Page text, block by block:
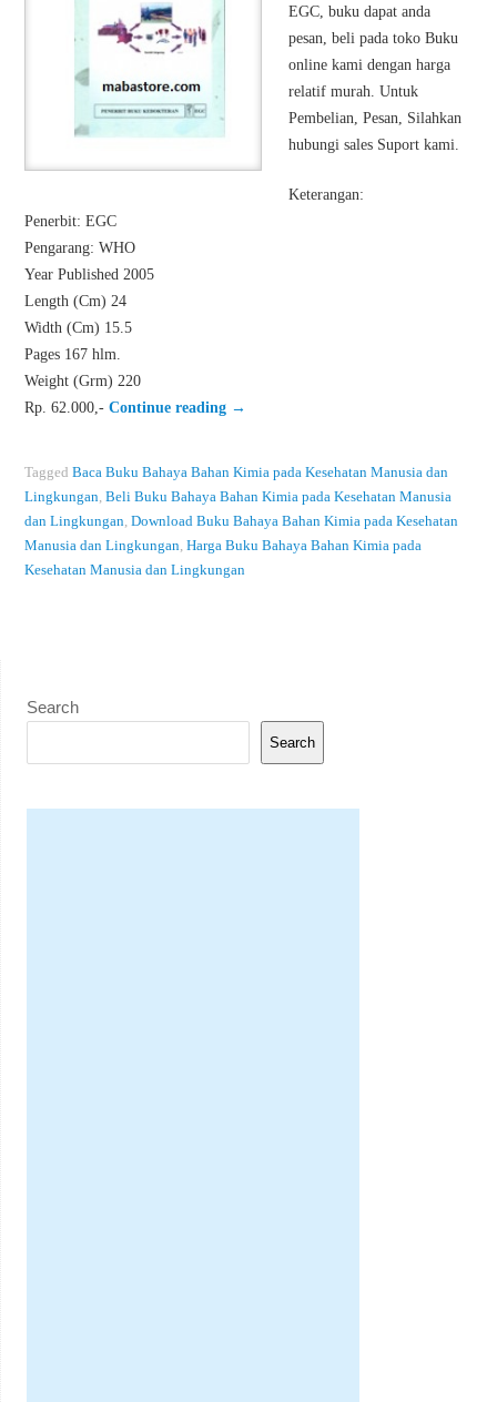
EGC, buku dapat anda
pesan, beli pada toko Buku
online kami dengan harga
relatif murah. Untuk
Pembelian, Pesan, Silahkan
hubungi sales Suport kami.
Keterangan:
Penerbit: EGC
Pengarang: WHO
Year Published 2005
Length (Cm) 24
Width (Cm) 15.5
Pages 167 hlm.
Weight (Grm) 220
Rp. 62.000,- Continue reading →
Tagged Baca Buku Bahaya Bahan Kimia pada Kesehatan Manusia dan
Lingkungan, Beli Buku Bahaya Bahan Kimia pada Kesehatan Manusia
dan Lingkungan, Download Buku Bahaya Bahan Kimia pada Kesehatan
Manusia dan Lingkungan, Harga Buku Bahaya Bahan Kimia pada
Kesehatan Manusia dan Lingkungan
Search
Search